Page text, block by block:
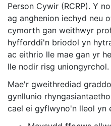
Person Cywir (RCRP). Y
ag anghenion iechyd neu
cymorth gan weithwyr
hyfforddi'n briodol yn
ac eithrio lle mae gan yr
lle nodir risg uniongyrchol.
Mae'r gweithrediad
gynllunio
cael ei gyflwyno'n lleol yn